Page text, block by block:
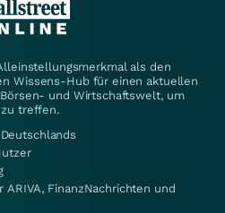
als den
Wissens-Hub für einen aktuellen
und Wirtschaftswelt, um
treffen.
ARIVA, FinanzNachrichten und